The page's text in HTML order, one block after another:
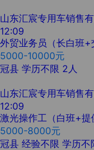
山东汇宸专用车销售
12:09
外贸业务员（长白班+
5000-10000元
冠县 学历不限 2人
山东汇宸专用车销售
12:09
激光操作工（白班+提
5000-8000元
冠县 经验不限 学历不